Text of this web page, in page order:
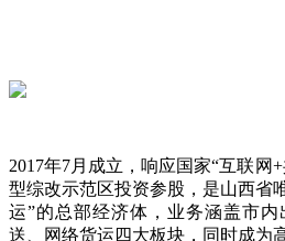
2017年7月成立，响应国家“互联网
型综改示范区投资参股，是山西省
运”的总部经济体，业务涵盖市
送、网络货运四大板块，同时成为